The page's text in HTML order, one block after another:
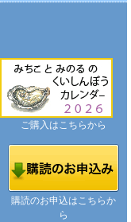
ご購入はこちらから
購読のお申込はこちらか
ら